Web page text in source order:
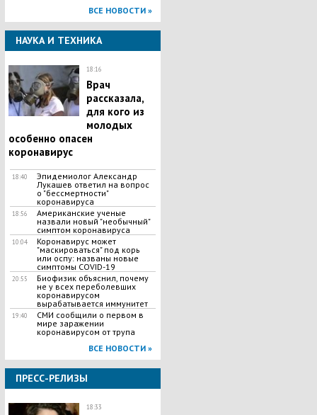
ВСЕ НОВОСТИ »
НАУКА И ТЕХНИКА
18:16
Врач
рассказала,
для кого из
молодых
особенно опасен
коронавирус
18:40
Эпидемиолог Александр
Лукашев ответил на вопрос
о "бессмертности"
коронавируса
18:56
​Американские ученые
назвали новый "необычный"
симптом коронавируса
10:04
Коронавирус может
"маскироваться" под корь
или оспу: названы новые
симптомы COVID-19
20:55
Биофизик объяснил, почему
не у всех переболевших
коронавирусом
вырабатывается иммунитет
19:40
СМИ сообщили о первом в
мире заражении
коронавирусом от трупа
ВСЕ НОВОСТИ »
ПРЕСС-РЕЛИЗЫ
18:33